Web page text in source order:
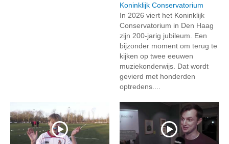
Koninklijk Conservatorium
In 2026 viert het Koninklijk
Conservatorium in Den Haag
zijn 200-jarig jubileum. Een
bijzonder moment om terug te
kijken op twee eeuwen
muziekonderwijs. Dat wordt
gevierd met honderden
optredens....